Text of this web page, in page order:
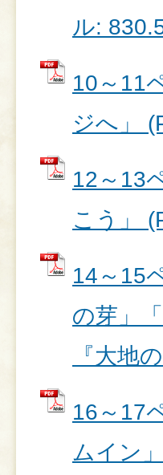
ル:
10～11
ジへ」
12～13
こう」
14～15
の芽」
『大地
16～17
ムイン